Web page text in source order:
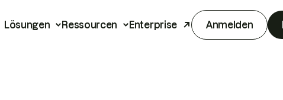
Lösungen Ressourcen Enterprise Anmelden